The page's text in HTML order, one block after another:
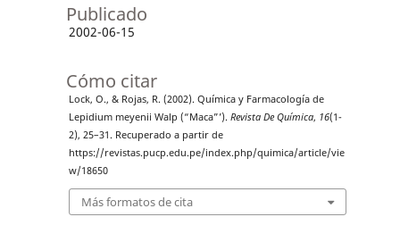
Publicado
2002-06-15
Cómo citar
Lock, O., & Rojas, R. (2002). Química y Farmacología de
Lepidium meyenii Walp (“Maca”’). Revista De Química, 16(1-
2), 25–31. Recuperado a partir de
https://revistas.pucp.edu.pe/index.php/quimica/article/vie
w/18650
Más formatos de cita